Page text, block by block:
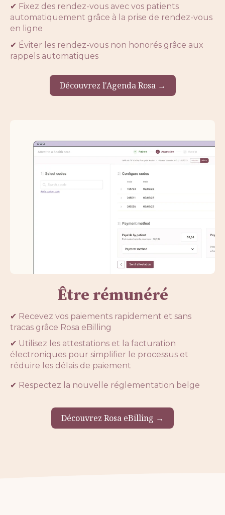
✔ Fixez des rendez-vous avec vos patients
automatiquement grâce à la prise de rendez-vous
en ligne
✔ Éviter les rendez-vous non honorés grâce aux
rappels automatiques
Découvrez l'Agenda Rosa →
Être rémunéré
✔ Recevez vos paiements rapidement et sans
tracas grâce Rosa eBilling
✔ Utilisez les attestations et la facturation
électroniques pour simplifier le processus et
réduire les délais de paiement
✔ Respectez la nouvelle réglementation belge
Découvrez Rosa eBilling →